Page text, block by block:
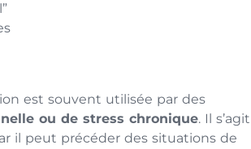
est souvent utilisée par des
ou de stress chronique. Il s’agit
il peut précéder des situations de